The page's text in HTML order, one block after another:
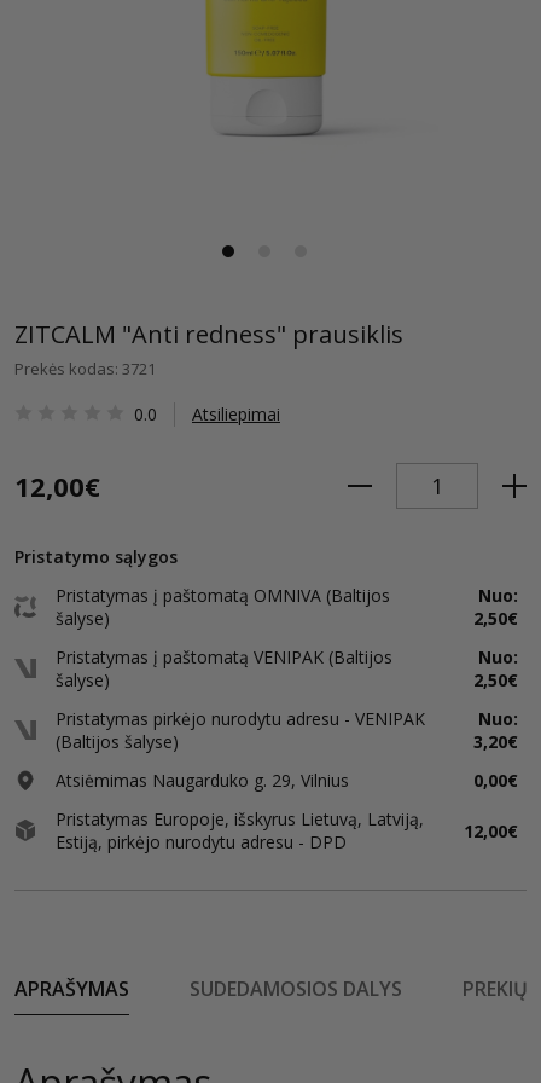
ZITCALM "Anti redness" prausiklis
Prekės kodas: 3721
0.0 Atsiliepimai
12,00€
Pristatymo sąlygos
Pristatymas į paštomatą OMNIVA (Baltijos
šalyse)
Nuo:
2,50€
Pristatymas į paštomatą VENIPAK (Baltijos
šalyse)
Nuo:
2,50€
Pristatymas pirkėjo nurodytu adresu - VENIPAK
(Baltijos šalyse)
Nuo:
3,20€
Atsiėmimas Naugarduko g. 29, Vilnius
0,00€
Pristatymas Europoje, išskyrus Lietuvą, Latviją,
Estiją, pirkėjo nurodytu adresu - DPD
12,00€
APRAŠYMAS SUDEDAMOSIOS DALYS PREKIŲ